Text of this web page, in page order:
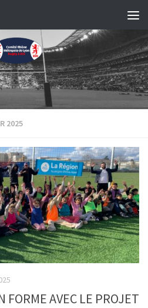
2025
FORME AVEC LE PROJET